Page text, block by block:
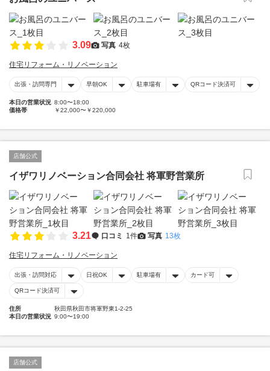
3.09 写真 4枚
住宅リフォーム・リノベーション
出張・訪問専門 早朝OK 駐車場有 QRコード決済可
本日の営業状況 8:00〜18:00
価格帯
￥22,000〜￥220,000
店舗公式
イザワリノベーション合同会社 将軍野営業所
3.21 口コミ 1件 写真 13枚
住宅リフォーム・リノベーション
出張・訪問対応 日祝OK 駐車場有 カード可
QRコード決済可
住所
秋田県秋田市将軍野東1-2-25
本日の営業状況 9:00〜19:00
店舗公式